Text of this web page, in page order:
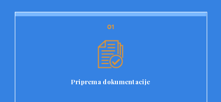
01
Priprema dokumentacije
01
Prvi korak u našem procesu prevoda je priprema
dokumentacije. Korisnici jednostavno učitavaju svoje
dokumenta, kao i specifične zahtjeve za prevod.